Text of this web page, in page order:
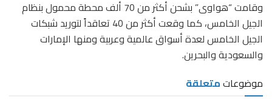
وقامت “هواوى” بشحن أكثر من 70 ألف محطة محمول بنظام
الجيل الخامس، كما وقعت أكثر من 40 تعاقداً لتوريد شبكات
الجيل الخامس لعدة أسواق عالمية وعربية ومنها الإمارات
والسعودية والبحرين.
موضوعاتمتعلقة